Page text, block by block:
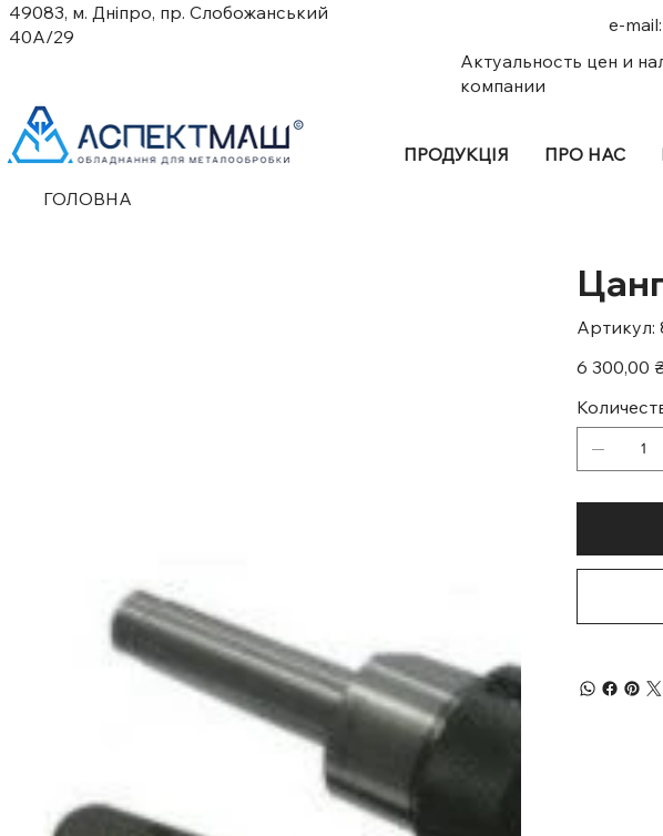
49083, м. Дніпро, пр. Слобожанський
40А/29
e-mail:
Актуальность цен и
компании
ПРОДУКЦІЯ ПРО НАС
ГОЛОВНА
Артикул:
Цена
6 300,00